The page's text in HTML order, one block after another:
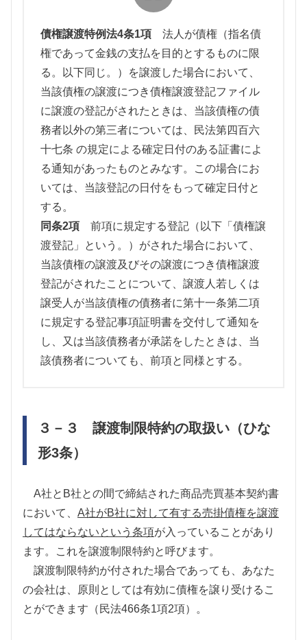
債権譲渡特例法4条1項
法人が債権（指名債
権であって金銭の支払を目的とするものに限
る。以下同じ。）を譲渡した場合において、
当該債権の譲渡につき債権譲渡登記ファイル
に譲渡の登記がされたときは、当該債権の債
務者以外の第三者については、民法第四百六
十七条 の規定による確定日付のある証書によ
る通知があったものとみなす。この場合にお
いては、当該登記の日付をもって確定日付と
する。
同条2項 前項に規定する登記（以下「債権譲
渡登記」という。）がされた場合において、
当該債権の譲渡及びその譲渡につき債権譲渡
登記がされたことについて、譲渡人若しくは
譲受人が当該債権の債務者に第十一条第二項
に規定する登記事項証明書を交付して通知を
し、又は当該債務者が承諾をしたときは、当
該債務者についても、前項と同様とする。
３－３ 譲渡制限特約の取扱い（ひな
形3条）
A社と B社との間で締結された商品売買基本契約書
において、 A社がB社に対して有する売掛債権を譲渡
してはならないという条項が入っていることがあり
ます。これを譲渡制限特約と呼びます。
譲渡制限特約が付された場合であっても、あなた
の会社は、原則としては有効に債権を譲り受けるこ
とができます（民法466条1項2項）。